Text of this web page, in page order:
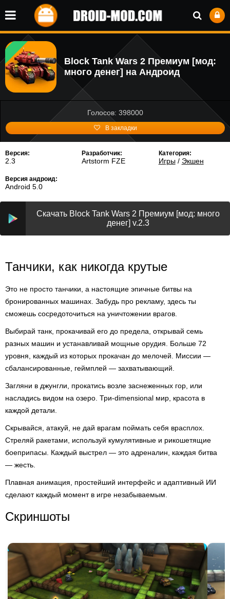
Block Tank Wars 2 Премиум [мод:
много денег] на Андроид
Голосов: 398000
В закладки
Версия:
2.3
Разработчик:
Artstorm FZE
Категория:
Игры/ Экшен
Версия андроид:
Android 5.0
Скачать Block Tank Wars 2 Премиум [мод: много
денег] v.2.3
Танчики, как никогда крутые
Это не просто танчики, а настоящие эпичные битвы на
бронированных машинах. Забудь про рекламу, здесь ты
сможешь сосредоточиться на уничтожении врагов.
Выбирай танк, прокачивай его до предела, открывай семь
разных машин и устанавливай мощные орудия. Больше 72
уровня, каждый из которых прокачан до мелочей. Миссии —
сбалансированные, геймплей — захватывающий.
Загляни в джунгли, прокатись возле заснеженных гор, или
насладись видом на озеро. Три-dimensional мир, красота в
каждой детали.
Скрывайся, атакуй, не дай врагам поймать себя врасплох.
Стреляй ракетами, используй кумулятивные и рикошетящие
боеприпасы. Каждый выстрел — это адреналин, каждая битва
— жесть.
Плавная анимация, простейший интерфейс и адаптивный ИИ
сделают каждый момент в игре незабываемым.
Скриншоты